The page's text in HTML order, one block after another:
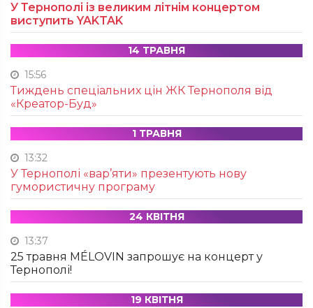
У Тернополі із великим літнім концертом
виступить YAKTAK
14 ТРАВНЯ
15:56
Тиждень спеціальних цін ЖК Тернополя від
«Креатор-Буд»
1 ТРАВНЯ
13:32
У Тернополі «вар’яти» презентують нову
гумористичну програму
24 КВІТНЯ
13:37
25 травня MÉLOVIN запрошує на концерт у
Тернополі!
19 КВІТНЯ